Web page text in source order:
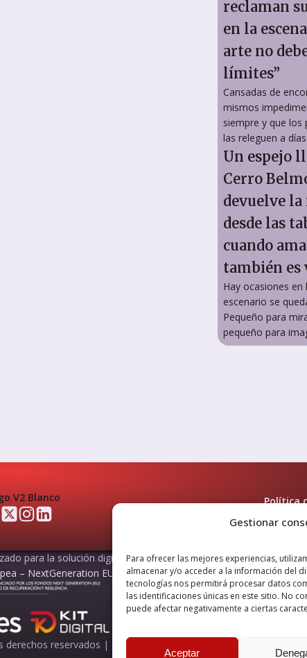
Gestionar
Para ofrecer las mejores experiencias,
almacenar y/o acceder a la información del
tecnologías nos permitirá procesar datos
las identificaciones únicas en este sitio. No
puede afectar negativamente a ciertas
Aceptar
reclaman
en la
arte no
límites”
Cansadas de
mismos
siempre y que los
las releguen a
Un espejo
Cerro
devuelve
desde las
cuando
también es
Hay ocasiones en
escenario se
Pequeño para
pequeño para
Política
para la solución digital: Sitio web y presencia en internet,
– NextGeneration EU
reservados | Powered by